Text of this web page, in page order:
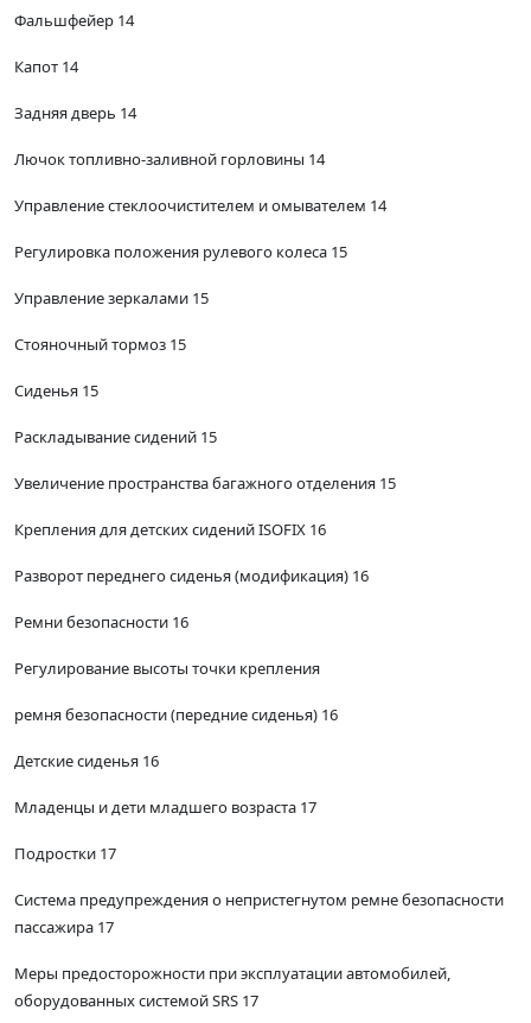
Фальшфейер 14
Капот 14
Задняя дверь 14
Лючок топливно-заливной горловины 14
Управление стеклоочистителем и омывателем 14
Регулировка положения рулевого колеса 15
Управление зеркалами 15
Стояночный тормоз 15
Сиденья 15
Раскладывание сидений 15
Увеличение пространства багажного отделения 15
Крепления для детских сидений ISOFIX 16
Разворот переднего сиденья (модификация) 16
Ремни безопасности 16
Регулирование высоты точки крепления
ремня безопасности (передние сиденья) 16
Детские сиденья 16
Младенцы и дети младшего возраста 17
Подростки 17
Система предупреждения о непристегнутом ремне безопасности
пассажира 17
Меры предосторожности при эксплуатации автомобилей,
оборудованных системой SRS 17